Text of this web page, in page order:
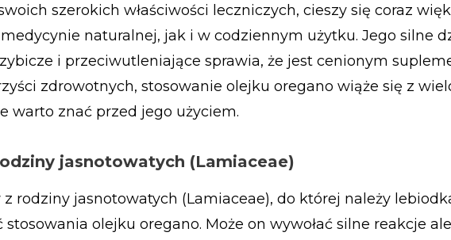
szerokich właściwości leczniczych, cieszy się coraz
naturalnej, jak i w codziennym użytku. Jego silne
i przeciwutleniające sprawia, że jest cenionym
zdrowotnych, stosowanie olejku oregano wiąże się z
warto znać przed jego użyciem.
jasnotowatych (Lamiaceae)
rodziny jasnotowatych (Lamiaceae), do której należy
olejku oregano. Może on wywołać silne reakcje